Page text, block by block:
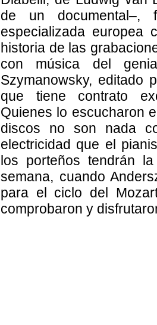
de un documental–,
especializada europea
historia de las
con música del
Szymanowsky, editado
que tiene contrato
Quienes lo escucharon
discos no son nada
electricidad que el
los porteños tendrán
semana, cuando
para el ciclo del
comprobaron y